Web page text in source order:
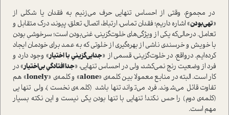
در مجموع، وقتی از احساس تنهایی حرف می‌زنیم به فقدان یا شکلی از
«تهی‌بودن» اشاره داریم؛ فقدان تماس، ارتباط، اتصال، تعلق، پیوند، درک متقابل و
تعامل. در‌حالی‌که یکی از ویژگی‌های خلوت‌گزینی، غنی‌بودن ا‌ست؛ سرخوشیِ بودن
با خویش و خرسندی ناشی از بهره‌گیری از خلوتی که به عمد برای خودمان ایجاد
کرده‌ایم. در‌واقع، در خلوت‌گزینی، قسمی از «جدایی‌گزینیِ با اختیار» وجود دارد و
فرد از وضعیت رنج نمی‌کشد، ولی در احساس تنهایی، «جدا افتادگیِ بی‌اختیار» در
کار ا‌ست. البته در منابع معمولا بین کلمه‌ی «alone» و کلمه‌‌ی «lonely» هم
تفاوت قائل می‌شوند. فرد می‌تواند تنها باشد (کلمه‌ی نخست)، ولی تنهایی
(کلمه‌ی دوم) را حس نکند! تنهایی با تنها بودن یکی نیست و این نکته بسیار
مهم ا‌ست.